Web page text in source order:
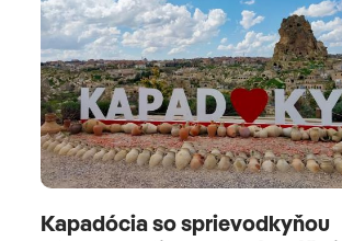
Kapadócia so sprievodkyňou